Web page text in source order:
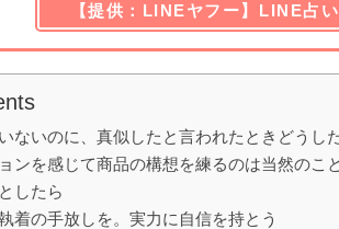
【提供：LINEヤフー】LINE占
ないのに、真似したと言われたときどうし
ンを感じて商品の構想を練るのは当然のこと
したら
着の手放しを。実力に自信を持とう